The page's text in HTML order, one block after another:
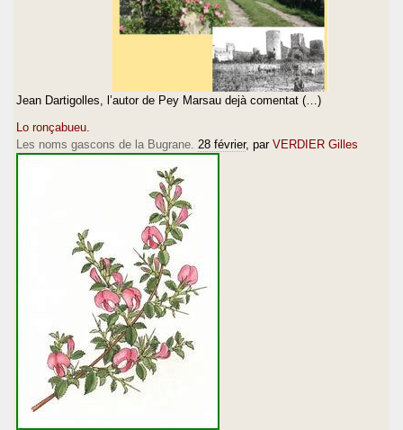
Jean Dartigolles, l’autor de Pey Marsau dejà comentat (…)
Lo ronçabueu.
Les noms gascons de la Bugrane. 28 février, par VERDIER Gilles